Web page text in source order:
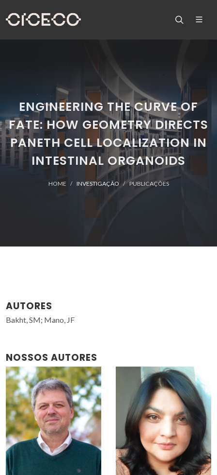
ENGINEERING THE CURVE OF
FATE: HOW GEOMETRY DIRECTS
PANETH CELL LOCALIZATION IN
INTESTINAL ORGANOIDS
HOME INVESTIGAÇÃO PUBLICAÇÕES
AUTORES
Bakht, SM; Mano, JF
NOSSOS AUTORES